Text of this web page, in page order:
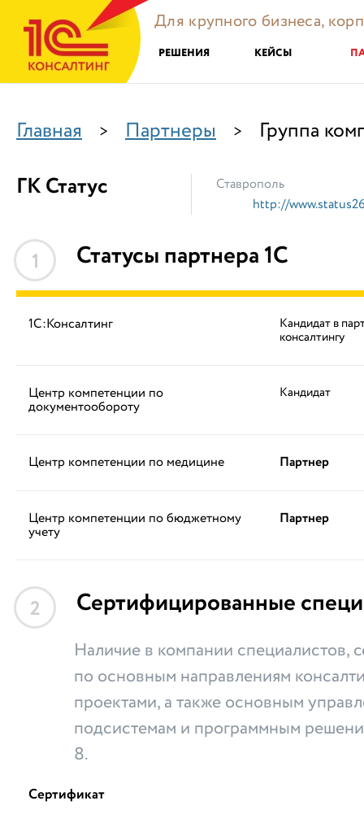
Для крупного бизнеса,
РЕШЕНИЯ КЕЙСЫ
Главная > Партнеры > Группа
ГК Статус
Ставрополь
http://
1 Статусы партнера 1С
1С:Консалтинг Кандидат в
консалтингу
Центр компетенции по
документообороту
Кандидат
Центр компетенции по медицине Партнер
Центр компетенции по бюджетному
учету
Партнер
2 Сертифицированные
Наличие в компании специалистов,
по основным направлениям
проектами, а также основным
подсистемам и программным
8.
Сертификат